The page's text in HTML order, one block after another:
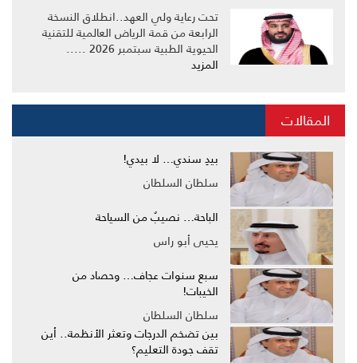
تحت رعاية ولي العهد..انطلاق النسخة
الرابعة من قمة الرياض العالمية للتقنية
الحيوية الطبية سبتمبر 2026 .....
المزيد
المقالات
بيدِ سندي… لا بيدي!
سلطان السلطان
الباحة… نصيبٌ من السياحة
يحيى أبو راس
سبع سنوات عجاف… وحصاد من
الخيبات!
سلطان السلطان
بين تضخم الدرجات وتعثر الأنظمة.. أين
تقف جودة التعليم؟